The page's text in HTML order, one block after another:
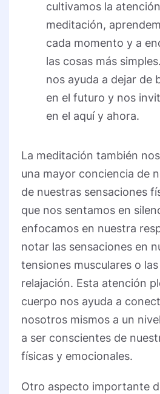
cultivamos la
meditación,
cada momento y a
las cosas más
nos ayuda a dejar de
en el futuro y nos
en el aquí y ahora.
La meditación también
una mayor conciencia de
de nuestras sensaciones
que nos sentamos en
enfocamos en nuestra
notar las sensaciones en
tensiones musculares o
relajación. Esta atención
cuerpo nos ayuda a
nosotros mismos a un
a ser conscientes de
físicas y emocionales.
Otro aspecto importante